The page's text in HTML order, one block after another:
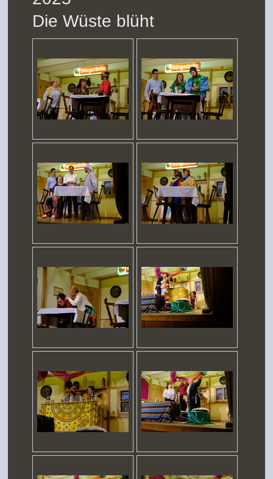
Die Wüste blüht